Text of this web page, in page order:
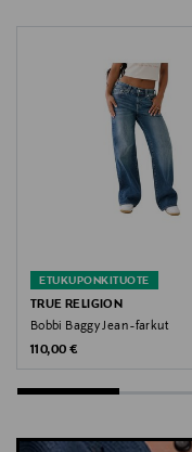
true religion, farkut,
ETUKUPONKITUOTE
TRUE RELIGION
Bobbi Baggy Jean -farkut
Original Price
110,00 €